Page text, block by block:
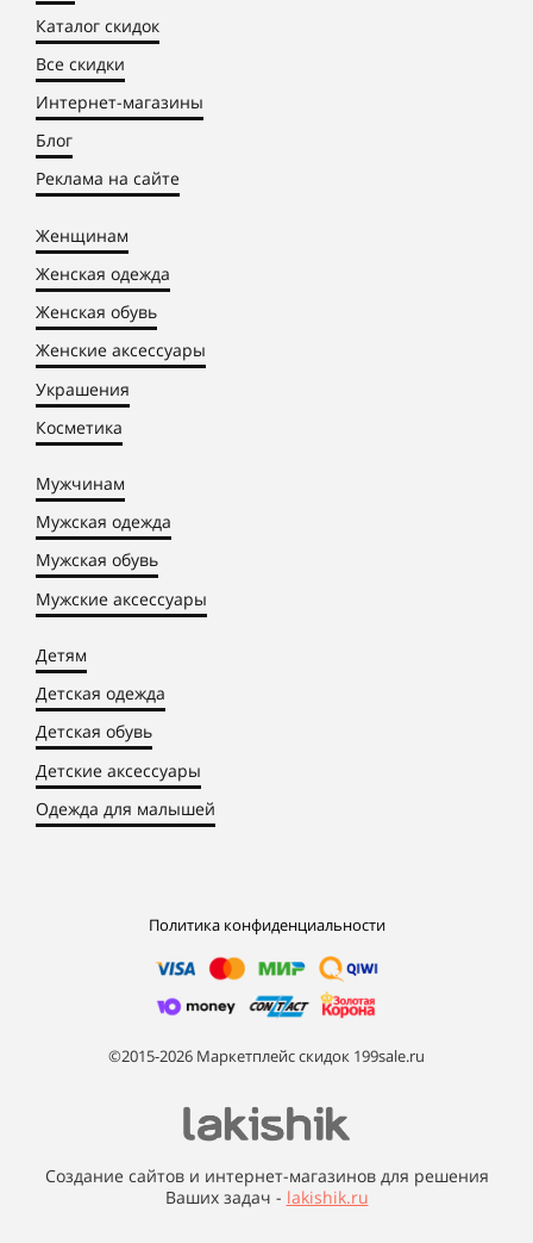
Каталог скидок
Все скидки
Интернет-магазины
Блог
Реклама на сайте
Женщинам
Женская одежда
Женская обувь
Женские аксессуары
Украшения
Косметика
Мужчинам
Мужская одежда
Мужская обувь
Мужские аксессуары
Детям
Детская одежда
Детская обувь
Детские аксессуары
Одежда для малышей
Политика конфиденциальности
©2015-2026 Маркетплейс скидок 199sale.ru
Создание сайтов и интернет-магазинов для решения
Ваших задач - lakishik.ru